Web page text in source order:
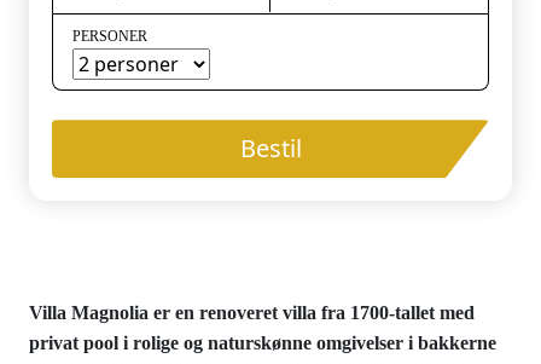
Villa Magnolia er en renoveret villa fra 1700-tallet med
privat pool i rolige og naturskønne omgivelser i bakkerne
PERSONER
Bestil